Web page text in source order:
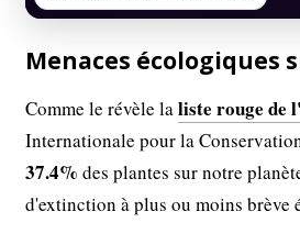
Menaces écologiques
Comme le révèle laliste rouge de
Internationale pour la
37.4% des plantes sur notre
d'extinction à plus ou moins brève